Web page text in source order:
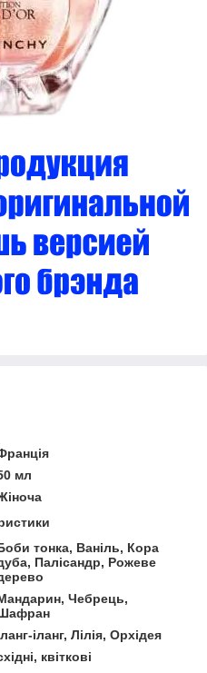
мл
тонка, Ваніль, Кора
Палісандр, Рожеве
Чебрець,
іланг, Лілія, Орхідея
квіткові